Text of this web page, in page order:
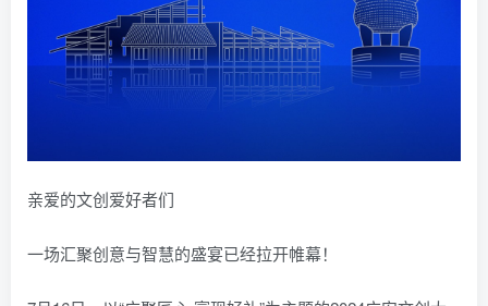
亲爱的文创爱好者们
一场汇聚创意与智慧的盛宴已经拉开帷幕！